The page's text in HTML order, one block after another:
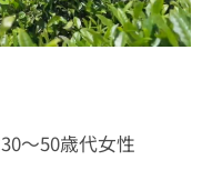
～50歳代女性